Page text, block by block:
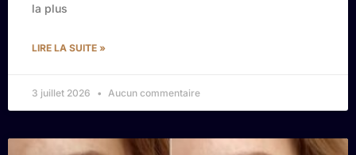
la plus
LIRE LA SUITE »
3 juillet 2026 Aucun commentaire